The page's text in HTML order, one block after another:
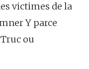
victimes de la
Y parce
ou